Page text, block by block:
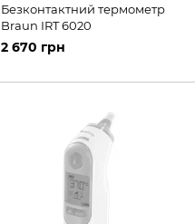
Безконтактний термометр
Braun IRT 6020
2 670 грн